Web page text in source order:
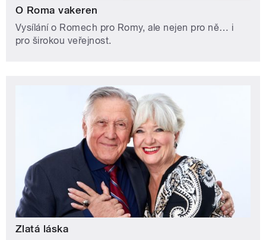
O Roma vakeren
Vysílání o Romech pro Romy, ale nejen pro ně… i
pro širokou veřejnost.
Zlatá láska